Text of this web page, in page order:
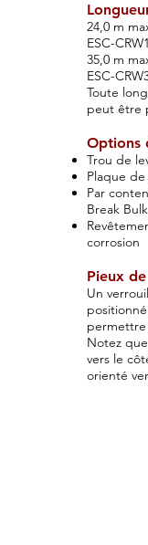
24,0 m
ESC-
35,0 m
ESC-
Toute
peut être
Options
Trou de
Plaque
Par
Break Bulk
corrosion
Pieux
Un
Notez
vers le
orienté